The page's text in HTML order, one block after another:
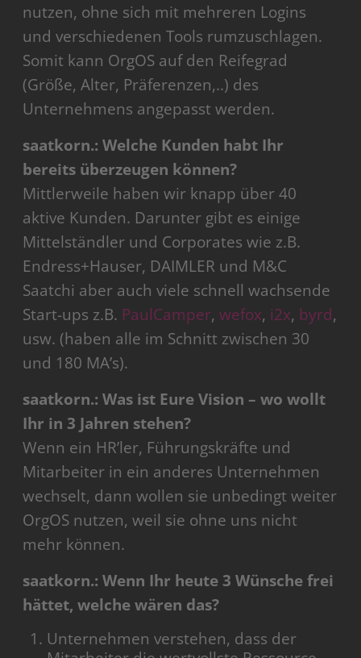
nutzen, ohne sich mit mehreren Logins
und verschiedenen Tools rumzuschlagen.
Somit kann OrgOS auf den Reifegrad
(Größe, Alter, Präferenzen,..) des
Unternehmens angepasst werden.
saatkorn.: Welche Kunden habt Ihr
bereits überzeugen können?
Mittlerweile haben wir knapp über 40
aktive Kunden. Darunter gibt es einige
Mittelständler und Corporates wie z.B.
Endress+Hauser, DAIMLER und M&C
Saatchi aber auch viele schnell wachsende
Start-ups z.B. PaulCamper,wefox, i2x, byrd,
usw. (haben alle im Schnitt zwischen 30
und 180 MA’s).
saatkorn.: Was ist Eure Vision – wo wollt
Ihr in 3 Jahren stehen?
Wenn ein HR’ler, Führungskräfte und
Mitarbeiter in ein anderes Unternehmen
wechselt, dann wollen sie unbedingt weiter
OrgOS nutzen, weil sie ohne uns nicht
mehr können.
saatkorn.: Wenn Ihr heute 3 Wünsche frei
hättet, welche wären das?
Unternehmen verstehen, dass der